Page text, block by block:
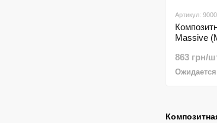
Артикул:
Massive
863 грн/
Ожидается